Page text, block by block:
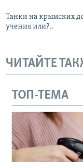
Танки на крымских
учения или?..
ЧИТАЙТЕ
ТОП-ТЕМА